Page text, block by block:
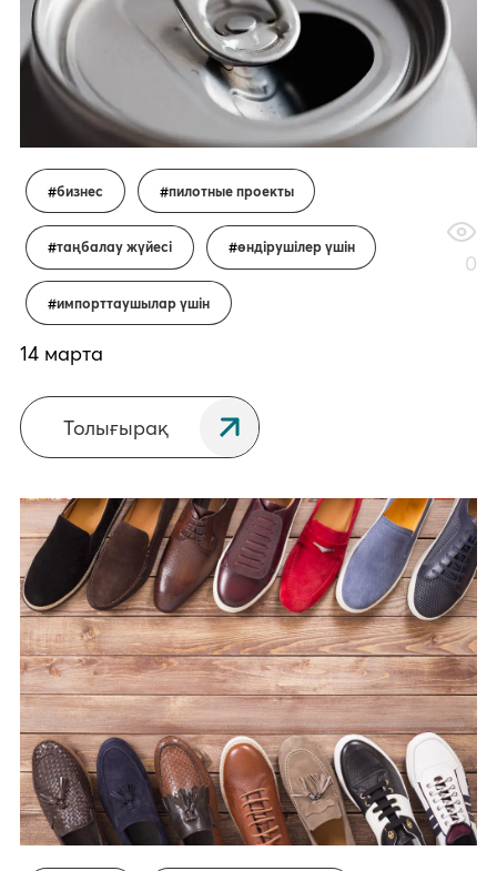
бизнес пилотные проекты
таңбалау жүйесі өндірушілер үшін
импорттаушылар үшін
0
14 марта
Толығырақ